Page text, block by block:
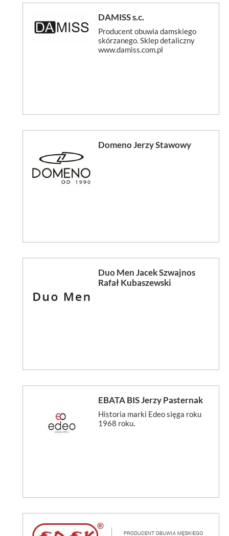
DAMISS s.c.
Producent obuwia damskiego
skórzanego. Sklep detaliczny
www.damiss.com.pl
Domeno Jerzy Stawowy
Duo Men Jacek Szwajnos
Rafał Kubaszewski
EBATA BIS Jerzy Pasternak
Historia marki Edeo sięga roku
1968 roku.